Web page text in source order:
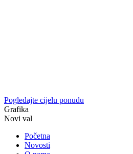
Pogledajte cijelu ponudu
Grafika
Novi val
Početna
Novosti